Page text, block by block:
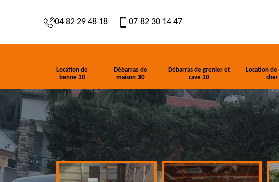
04 82 29 48 18 07 82 30 14 47
Location de
benne 30
Débarras de
maison 30
Débarras de grenier et
cave 30
Location